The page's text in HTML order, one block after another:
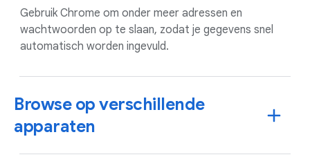
Gebruik Chrome om onder meer adressen en
wachtwoorden op te slaan, zodat je gegevens snel
automatisch worden ingevuld.
Browse op verschillende
apparaten